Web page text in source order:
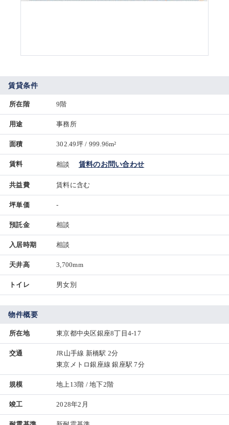
賃貸条件
所在階 9階
用途 事務所
面積 302.49坪 / 999.96m²
賃料 相談 賃料のお問い合わせ
共益費 賃料に含む
坪単価 -
預託金 相談
入居時期 相談
天井高 3,700mm
トイレ 男女別
物件概要
所在地 東京都中央区銀座8丁目4-17
交通
JR山手線 新橋駅 2分
東京メトロ銀座線 銀座駅 7分
規模 地上13階 / 地下2階
竣工 2028年2月